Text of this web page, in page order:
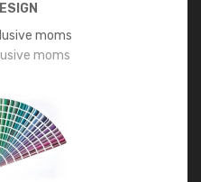
moms
moms